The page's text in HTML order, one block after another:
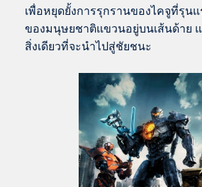
เพื่อหยุดยั้งการรุกรานของไคจูที่รุน
ของมนุษยชาติแขวนอยู่บนเส้นด้าย
สิ่งเดียวที่จะนำไปสู่ชัยชนะ